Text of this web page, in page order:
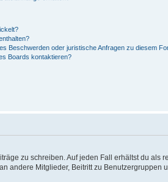
Beschwerden oder juristische Anfragen zu diesem
Boards kontaktieren?
zu schreiben. Auf jeden Fall erhältst du als
andere Mitglieder, Beitritt zu Benutzergruppen